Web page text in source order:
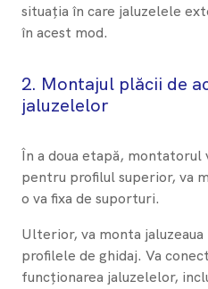
situația în care jaluzelele
în acest mod.
2. ​Montajul plăcii de
jaluzelelor
În a doua etapă, montatorul
pentru profilul superior, va
o va fixa de suporturi.
Ulterior, va monta
profilele de ghidaj. Va
funcționarea jaluzelelor,